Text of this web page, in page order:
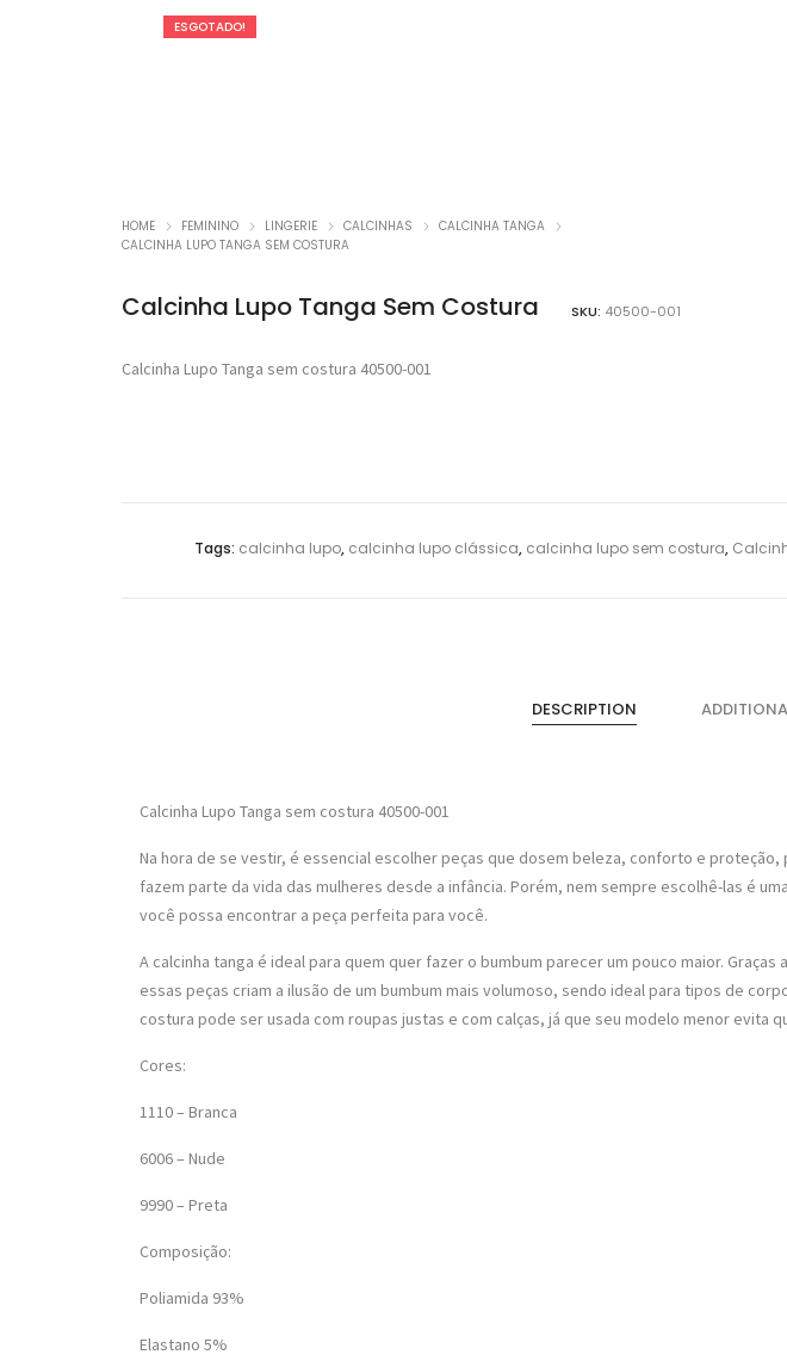
ESGOTADO!
HOME FEMININO LINGERIE CALCINHAS
CALCINHA TANGA
CALCINHA LUPO TANGA SEM COSTURA
Calcinha Lupo Tanga Sem Costura SKU: 40500-001
Calcinha Lupo Tanga sem costura 40500-001
Tags: calcinha lupo, calcinha lupo clássica, calcinha lupo sem costura,
DESCRIPTION
Calcinha Lupo Tanga sem costura 40500-001
Na hora de se vestir, é essencial escolher peças que dosem beleza, conforto e
fazem parte da vida das mulheres desde a infância. Porém, nem sempre escolhê-las é
você possa encontrar a peça perfeita para você.
A calcinha tanga é ideal para quem quer fazer o bumbum parecer um pouco maior.
essas peças criam a ilusão de um bumbum mais volumoso, sendo ideal para tipos de
costura pode ser usada com roupas justas e com calças, já que seu modelo menor evita
Cores:
1110 – Branca
6006 – Nude
9990 – Preta
Composição:
Poliamida 93%
Elastano 5%